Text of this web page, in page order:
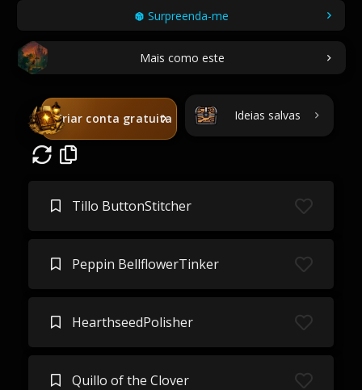
Surpreenda-me
Mais como este
Criar conta gratuita Ideias salvas
Tillo ButtonStitcher
Peppin BellflowerTinker
HearthseedPolisher
Quillo of the Clover